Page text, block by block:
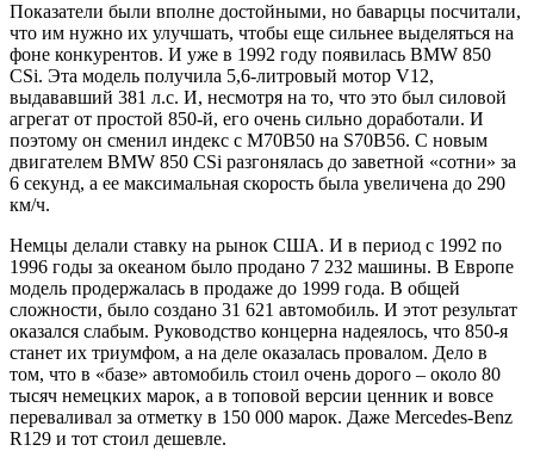
Показатели были вполне достойными, но баварцы посчитали,
что им нужно их улучшать, чтобы еще сильнее выделяться на
фоне конкурентов. И уже в 1992 году появилась BMW 850
CSi. Эта модель получила 5,6-литровый мотор V12,
выдававший 381 л.с. И, несмотря на то, что это был силовой
агрегат от простой 850-й, его очень сильно доработали. И
поэтому он сменил индекс с M70B50 на S70B56. С новым
двигателем BMW 850 CSi разгонялась до заветной «сотни» за
6 секунд, а ее максимальная скорость была увеличена до 290
км/ч.
Немцы делали ставку на рынок США. И в период с 1992 по
1996 годы за океаном было продано 7 232 машины. В Европе
модель продержалась в продаже до 1999 года. В общей
сложности, было создано 31 621 автомобиль. И этот результат
оказался слабым. Руководство концерна надеялось, что 850-я
станет их триумфом, а на деле оказалась провалом. Дело в
том, что в «базе» автомобиль стоил очень дорого – около 80
тысяч немецких марок, а в топовой версии ценник и вовсе
переваливал за отметку в 150 000 марок. Даже Mercedes-Benz
R129 и тот стоил дешевле.